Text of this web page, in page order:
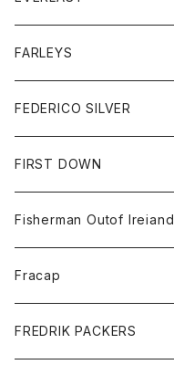
シャツ
セーター
ボトム
ショートパンツ
パンツ
レディース
コート
ジャケット
トップス
ジャケット
スエットシャツ
ボトム
スエットパンツ
グッズ
帽子
FARLEYS
FEDERICO SILVER
アクセサリー
FIRST DOWN
Fisherman Outof Ireiand
ニット
Fracap
グッズ
FREDRIK PACKERS